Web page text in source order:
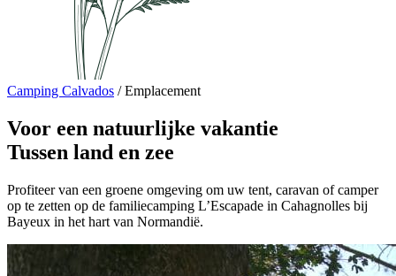
Camping Calvados /Emplacement
Voor een natuurlijke vakantie
Tussen land en zee
Profiteer van een groene omgeving om uw tent, caravan of camper
op te zetten op de familiecamping L’Escapade in Cahagnolles bij
Bayeux in het hart van Normandië.